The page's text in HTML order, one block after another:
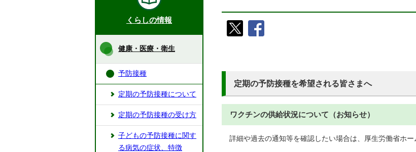
定期の予防接種を希望される皆さまへ
ワクチンの供給状況について（お知らせ）
詳細や過去の通知等を確認したい場合は、厚生労働省ホー
くらしの情報
健康・医療・衛生
予防接種
定期の予防接種について
定期の予防接種の受け方
子どもの予防接種に関す
る病気の症状、特徴